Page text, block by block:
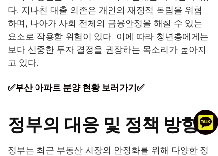
다. 지나친 대출 의존은 개인의 재정적 독립을 위협
하며, 나아가 사회 전체의 금융안정을 해칠 수 있는
요소로 작용할 위험이 있다. 이에 따라 청년층에게는
보다 신중한 투자 결정을 권장하는 목소리가 높아지
고 있다.
✅부산 아파트 분양 현황 보러가기✅
정부의 대응 및 정책 방향
정부는 최근 부동산 시장의 안정화를 위해 다양한 정